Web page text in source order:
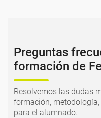
Preguntas
formación de
Resolvemos las dudas
formación,
para el alumnado.